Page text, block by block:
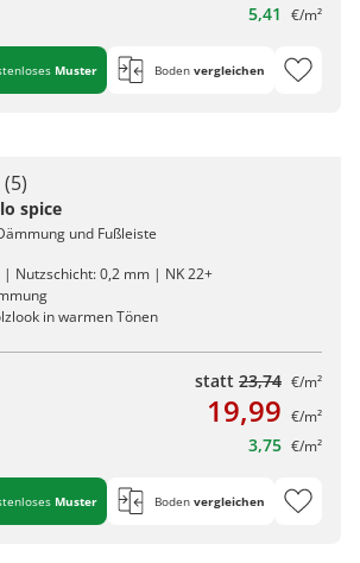
5,41 €/m²
Muster Boden vergleichen
(5)
spice
und Fußleiste
| Nutzschicht: 0,2 mm | NK 22+
in warmen Tönen
statt 23,74 €/m²
19,99 €/m²
3,75 €/m²
Muster Boden vergleichen